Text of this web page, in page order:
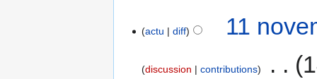
actu diff 11
discussion contributions